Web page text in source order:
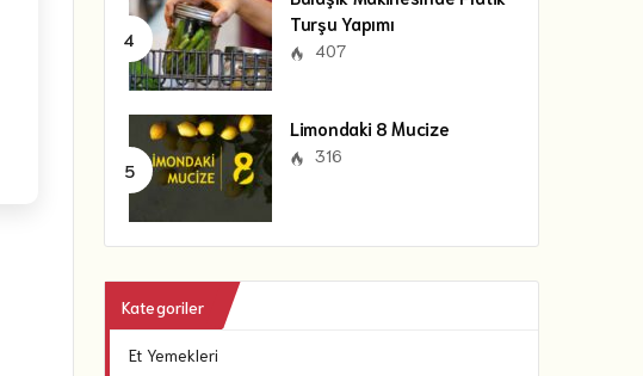
Turşu Yapımı
407
Limondaki 8 Mucize
316
Kategoriler
Et Yemekleri